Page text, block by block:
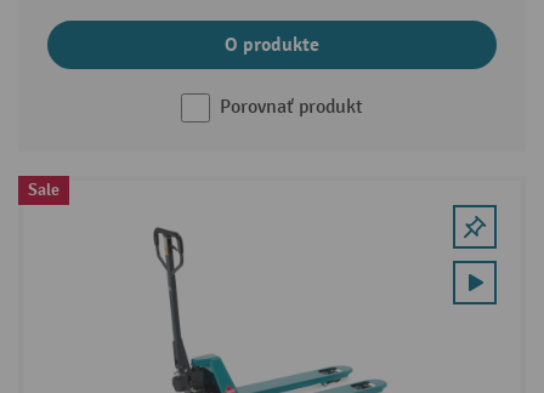
O produkte
Porovnať produkt
Sale